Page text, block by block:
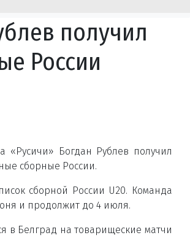
получил
России
«Русичи» Богдан Рублев получил
сборные России.
сборной России U20. Команда
и продолжит до 4 июля.
в Белград на товарищеские матчи